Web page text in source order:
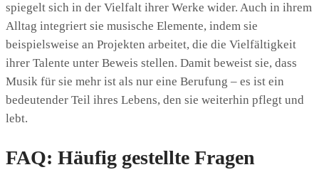
spiegelt sich in der Vielfalt ihrer Werke wider. Auch in ihrem
Alltag integriert sie musische Elemente, indem sie
beispielsweise an Projekten arbeitet, die die Vielfältigkeit
ihrer Talente unter Beweis stellen. Damit beweist sie, dass
Musik für sie mehr ist als nur eine Berufung – es ist ein
bedeutender Teil ihres Lebens, den sie weiterhin pflegt und
lebt.
FAQ: Häufig gestellte Fragen